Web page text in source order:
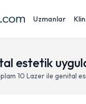
Uzmanlar
estetik
10 Lazer ile genital